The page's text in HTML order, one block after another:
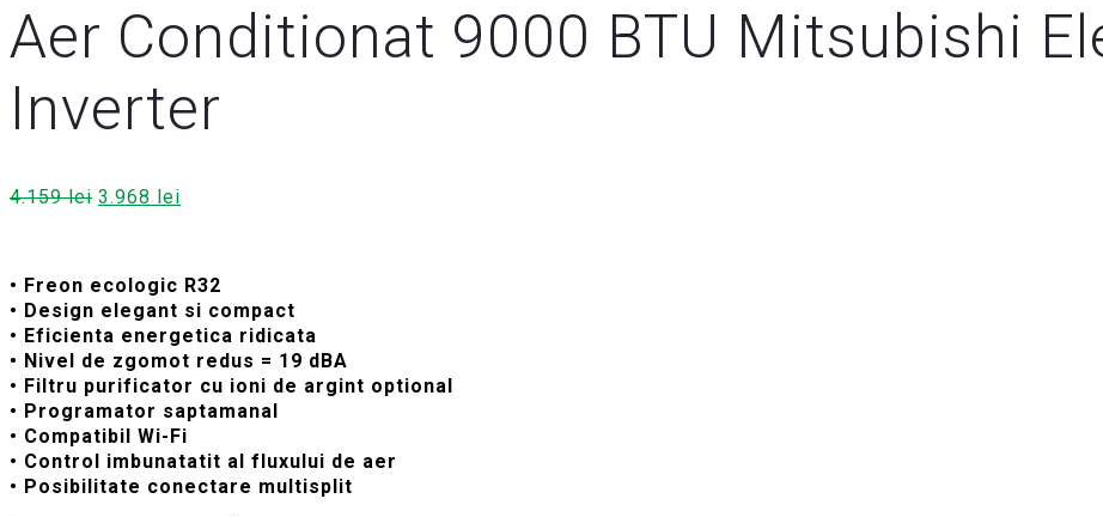
Aer Conditionat 9000 BTU Mitsubishi
Inverter
4.159lei Prețul
4.159 lei.
3.968 lei
• Freon ecologic R32
• Design elegant si compact
• Eficienta energetica ridicata
• Nivel de zgomot redus = 19 dBA
• Filtru purificator cu ioni de argint optional
• Programator saptamanal
• Compatibil Wi-Fi
• Control imbunatatit al fluxului de aer
• Posibilitate conectare multisplit